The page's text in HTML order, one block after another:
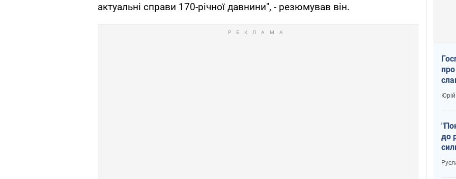
актуальні справи 170-річної давнини", - резюмував він.
до